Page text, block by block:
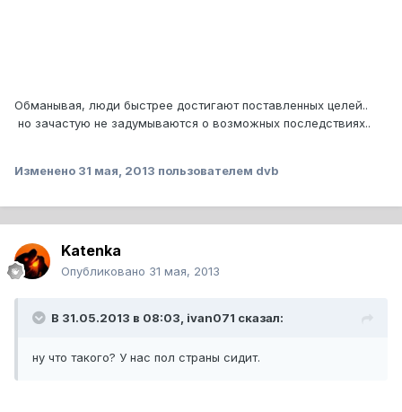
Обманывая, люди быстрее достигают поставленных целей..
но зачастую не задумываются о возможных последствиях..
Изменено 31 мая, 2013 пользователем dvb
Katenka
Опубликовано 31 мая, 2013
В 31.05.2013 в 08:03, ivan071 сказал:
ну что такого? У нас пол страны сидит.